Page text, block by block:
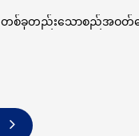
တစ်ခုတည်းသောစည်အဝတ်လ